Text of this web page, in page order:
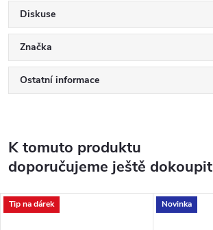
Diskuse
Značka
Ostatní informace
K tomuto produktu
doporučujeme ještě dokoupit
Tip na dárek Novinka